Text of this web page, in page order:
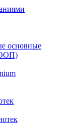
основные